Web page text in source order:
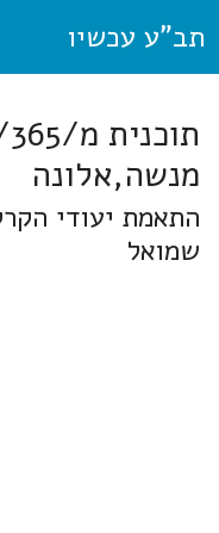
תב"ע עכשיו
מנשה,אלונה
התאמת יעודי
שמואל